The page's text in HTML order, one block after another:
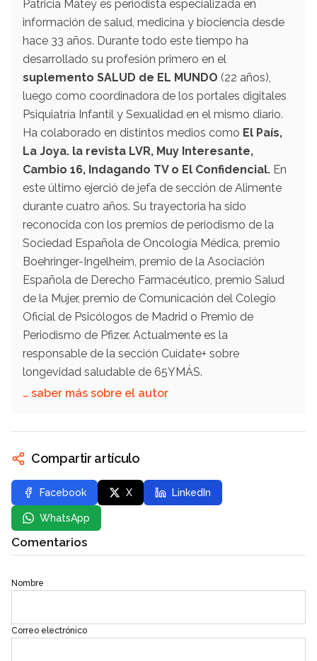
Patricia Matey es periodista especializada en
información de salud, medicina y biociencia desde
hace 33 años. Durante todo este tiempo ha
desarrollado su profesión primero en el
suplemento SALUD de EL MUNDO (22 años),
luego como coordinadora de los portales digitales
Psiquiatría Infantil y Sexualidad en el mismo diario.
Ha colaborado en distintos medios como El País,
La Joya. la revista LVR, Muy Interesante,
Cambio 16, Indagando TV o El Confidencial. En
este último ejerció de jefa de sección de Alimente
durante cuatro años. Su trayectoria ha sido
reconocida con los premios de periodismo de la
Sociedad Española de Oncología Médica, premio
Boehringer-Ingelheim, premio de la Asociación
Española de Derecho Farmacéutico, premio Salud
de la Mujer, premio de Comunicación del Colegio
Oficial de Psicólogos de Madrid o Premio de
Periodismo de Pfizer. Actualmente es la
responsable de la sección Cuídate+ sobre
longevidad saludable de 65YMÁS.
… saber más sobre el autor
Compartir artículo
Facebook X LinkedIn
WhatsApp
Comentarios
Nombre
Correo electrónico